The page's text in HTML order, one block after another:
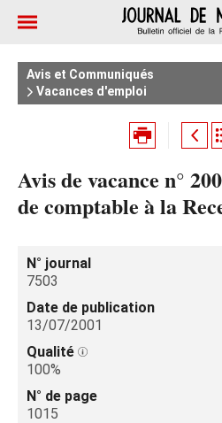
Avis et Communiqués
Vacances d'emploi
Avis de vacance n°
de comptable à la
N° journal
7503
Date de publication
13/07/2001
Qualité
100%
N° de page
1015